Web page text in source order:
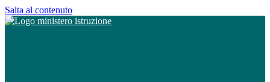
Salta al contenuto